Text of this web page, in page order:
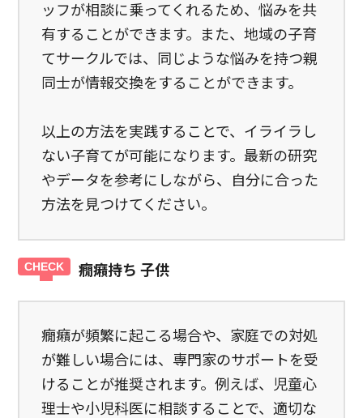
ッフが相談に乗ってくれるため、悩みを共
有することができます。また、地域の子育
てサークルでは、同じような悩みを持つ親
同士が情報交換をすることができます。
以上の方法を実践することで、イライラし
ない子育てが可能になります。最新の研究
やデータを参考にしながら、自分に合った
方法を見つけてください。
癇癪持ち 子供
癇癪が頻繁に起こる場合や、家庭での対処
が難しい場合には、専門家のサポートを受
けることが推奨されます。例えば、児童心
理士や小児科医に相談することで、適切な